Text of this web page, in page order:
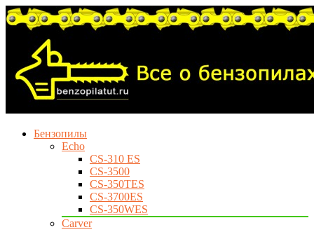
Бензопилы
Echo
CS-310 ES
CS-3500
CS-350TES
CS-3700ES
CS-350WES
Carver